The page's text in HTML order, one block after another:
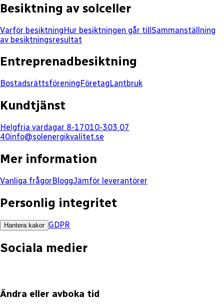
Besiktning av solceller
Varför besiktningHur besiktningen går tillSammanställning
av besiktningsresultat
Entreprenadbesiktning
BostadsrättsföreningFöretagLantbruk
Kundtjänst
Helgfria vardagar 8-17010-303 07
40info@solenergikvalitet.se
Mer information
Vanliga frågorBloggJämför leverantörer
Personlig integritet
Hantera kakor GDPR
Sociala medier
Ändra eller avboka tid